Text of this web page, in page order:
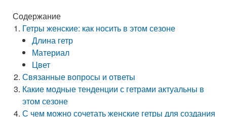
Содержание
Гетры женские: как носить в этом сезоне
Длина гетр
Материал
Цвет
Связанные вопросы и ответы
Какие модные тенденции с гетрами актуальны в
этом сезоне
С чем можно сочетать женские гетры для создания